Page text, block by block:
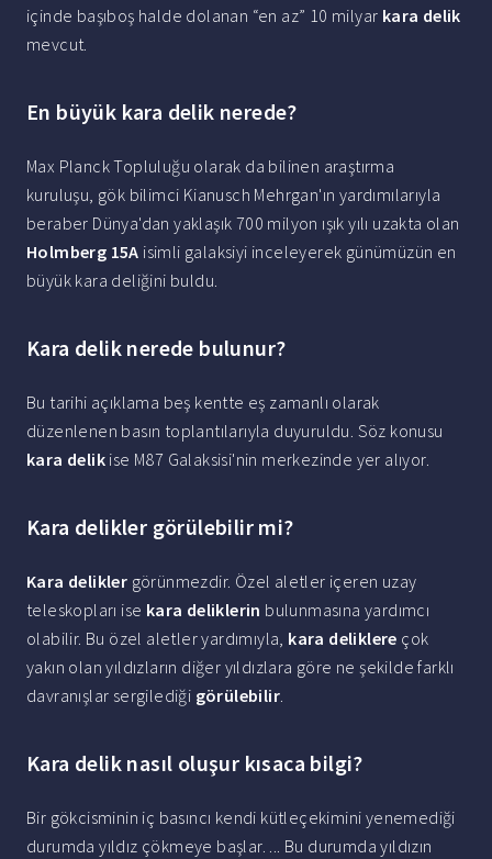
içinde başıboş halde dolanan “en az” 10 milyar kara delik
mevcut.
En büyük kara delik nerede?
Max Planck Topluluğu olarak da bilinen araştırma
kuruluşu, gök bilimci Kianusch Mehrgan'ın yardımılarıyla
beraber Dünya'dan yaklaşık 700 milyon ışık yılı uzakta olan
Holmberg 15A isimli galaksiyi inceleyerek günümüzün en
büyük kara deliğini buldu.
Kara delik nerede bulunur?
Bu tarihi açıklama beş kentte eş zamanlı olarak
düzenlenen basın toplantılarıyla duyuruldu. Söz konusu
kara delik ise M87 Galaksisi'nin merkezinde yer alıyor.
Kara delikler görülebilir mi?
Kara delikler görünmezdir. Özel aletler içeren uzay
teleskopları ise kara deliklerin bulunmasına yardımcı
olabilir. Bu özel aletler yardımıyla, kara deliklere çok
yakın olan yıldızların diğer yıldızlara göre ne şekilde farklı
davranışlar sergilediği görülebilir.
Kara delik nasıl oluşur kısaca bilgi?
Bir gökcisminin iç basıncı kendi kütleçekimini yenemediği
durumda yıldız çökmeye başlar. ... Bu durumda yıldızın